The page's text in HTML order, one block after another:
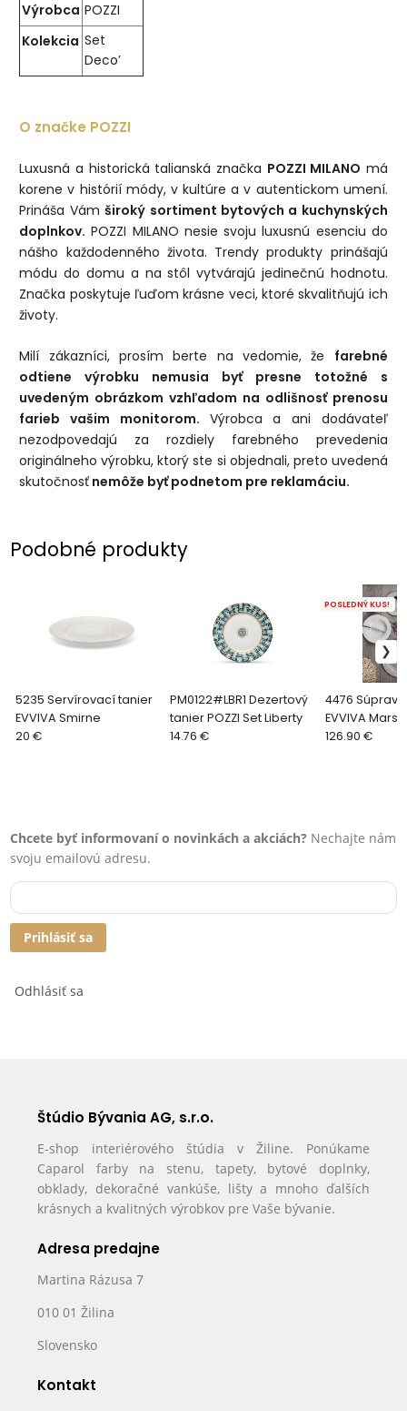
Výrobca POZZI
Kolekcia Set
Deco’
O značke POZZI
Luxusná a historická talianská značka POZZI MILANO má
korene v histórií módy, v kultúre a v autentickom umení.
Prináša Vámširoký sortiment bytových a kuchynských
doplnkov. POZZI MILANO nesie svoju luxusnú esenciu do
nášho každodenného života. Trendy produkty prinášajú
módu do domu a na stôl vytvárajú jedinečnú hodnotu.
Značka poskytuje ľuďom krásne veci, ktoré skvalitňujú ich
životy.
Milí zákazníci, prosím berte na vedomie, že farebné
odtiene výrobku nemusia byť presne totožné s
uvedeným obrázkom vzhľadom na odlišnosť prenosu
farieb vašim monitorom. Výrobca a ani dodávateľ
nezodpovedajú za rozdiely farebného prevedenia
originálneho výrobku, ktorý ste si objednali, preto uvedená
skutočnosť nemôže byť podnetom pre reklamáciu.
Podobné produkty
5235 Servírovací tanier
EVVIVA Smirne
20 €
PM0122#LBR1 Dezertový
tanier POZZI Set Liberty
14.76 €
4476
EVVIVA
ks)
POSLEDNÝ KUS!
126.90 €
Chcete byť informovaní o novinkách a akciách? Nechajte nám
svoju emailovú adresu.
Prihlásiť sa
Odhlásiť sa
Štúdio Bývania AG, s.r.o.
E-shop interiérového štúdia v Žiline. Ponúkame
Caparol farby na stenu, tapety, bytové doplnky,
obklady, dekoračné vankúše, lišty a mnoho ďalších
krásnych a kvalitných výrobkov pre Vaše bývanie.
Adresa predajne
Martina Rázusa 7
010 01 Žilina
Slovensko
Kontakt